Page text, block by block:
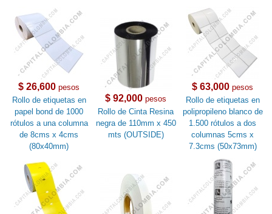
$ 26,600 pesos
Rollo de etiquetas en
papel bond de 1000
rótulos a una columna
de 8cms x 4cms
(80x40mm)
$ 92,000 pesos
Rollo de Cinta Resina
negra de 110mm x 450
mts (OUTSIDE)
$ 63,000 pesos
Rollo de etiquetas en
polipropileno blanco de
1.500 rótulos a dos
columnas 5cms x
7.3cms (50x73mm)